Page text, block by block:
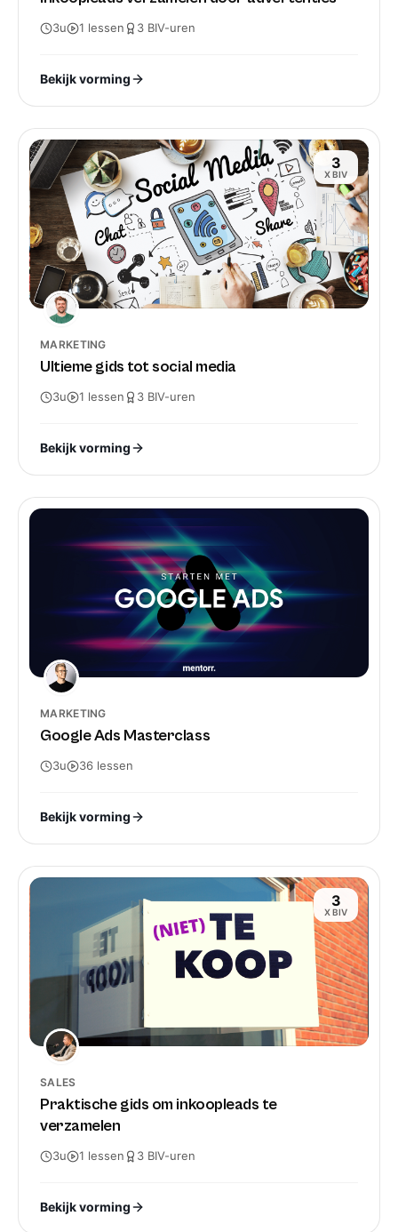
3u 1 lessen 3 BIV-uren
Bekijk vorming
3
X BIV
MARKETING
Ultieme gids tot social media
3u 1 lessen 3 BIV-uren
Bekijk vorming
MARKETING
Google Ads Masterclass
3u 36 lessen
Bekijk vorming
3
X BIV
SALES
Praktische gids om inkoopleads te
verzamelen
3u 1 lessen 3 BIV-uren
Bekijk vorming